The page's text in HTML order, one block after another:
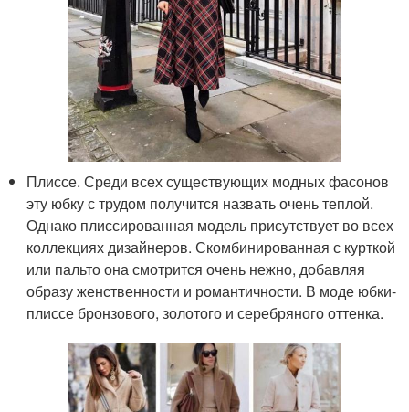
Плиссе. Среди всех существующих модных фасонов
эту юбку с трудом получится назвать очень теплой.
Однако плиссированная модель присутствует во всех
коллекциях дизайнеров. Скомбинированная с курткой
или пальто она смотрится очень нежно, добавляя
образу женственности и романтичности. В моде юбки-
плиссе бронзового, золотого и серебряного оттенка.